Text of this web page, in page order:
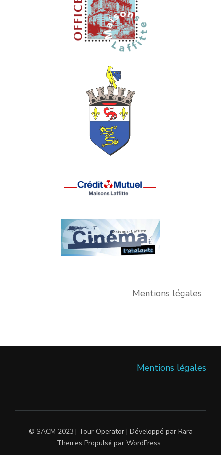
Mentions légales
Mentions légales
© SACM 2023 | Tour Operator | Développé par Rara
Themes Propulsé par WordPress .